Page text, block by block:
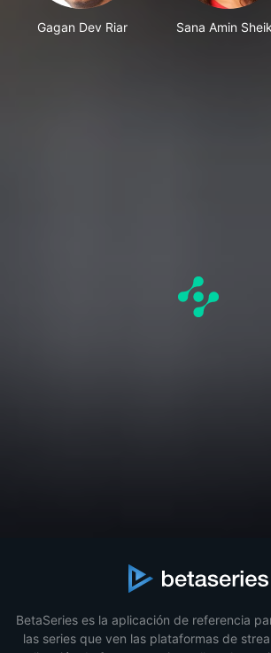
Gagan Dev Riar Sana Amin
BetaSeries es la aplicación de referencia
las series que ven las plataformas de